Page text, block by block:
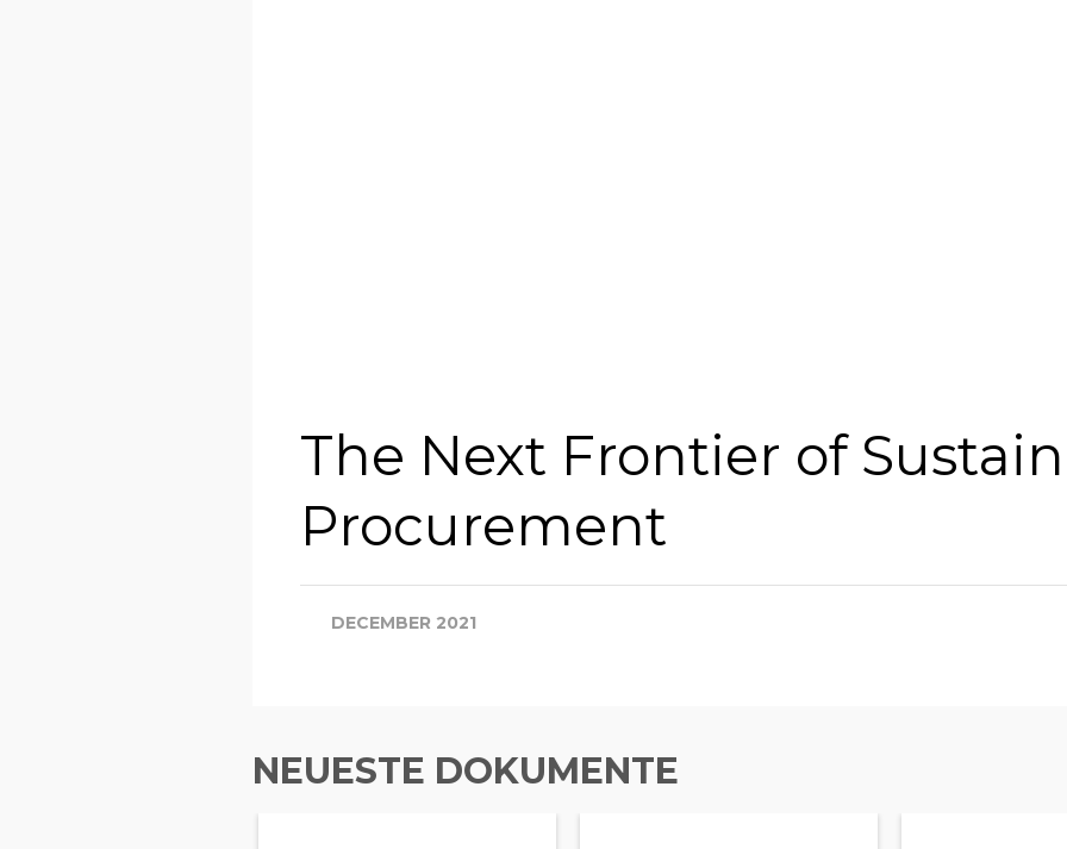
The Next Frontier of
Procurement
DECEMBER 2021
NEUESTE DOKUMENTE